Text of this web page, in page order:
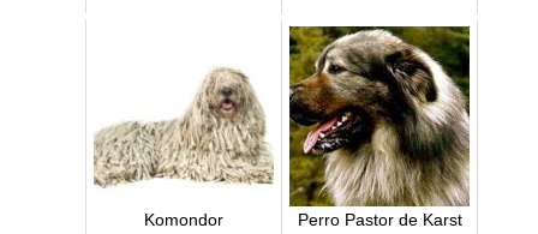
Komondor Perro Pastor de Karst